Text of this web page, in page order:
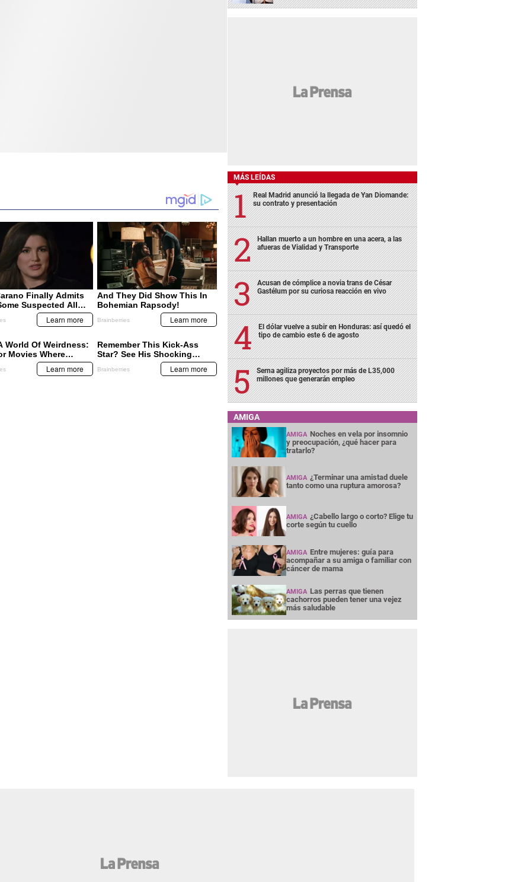
MÁS LEÍDAS
Real Madrid anunció la llegada de Yan Diomande:
su contrato y presentación
Hallan muerto a un hombre en una acera, a las
afueras de Vialidad y Transporte
Acusan de cómplice a novia trans de César
Gastélum por su curiosa reacción en vivo
El dólar vuelve a subir en Honduras: así quedó el
tipo de cambio este 6 de agosto
Serna agiliza proyectos por más de L35,000
millones que generarán empleo
AMIGA
AMIGA Noches en vela por insomnio
y preocupación, ¿qué hacer para
tratarlo?
AMIGA ¿Terminar una amistad duele
tanto como una ruptura amorosa?
AMIGA ¿Cabello largo o corto? Elige tu
corte según tu cuello
AMIGA Entre mujeres: guía para
acompañar a su amiga o familiar con
cáncer de mama
AMIGA Las perras que tienen
cachorros pueden tener una vejez
más saludable